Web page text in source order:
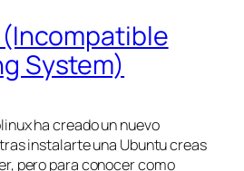
(Incompatible
System)
ha creado un nuevo
instalarte una Ubuntu creas
pero para conocer como